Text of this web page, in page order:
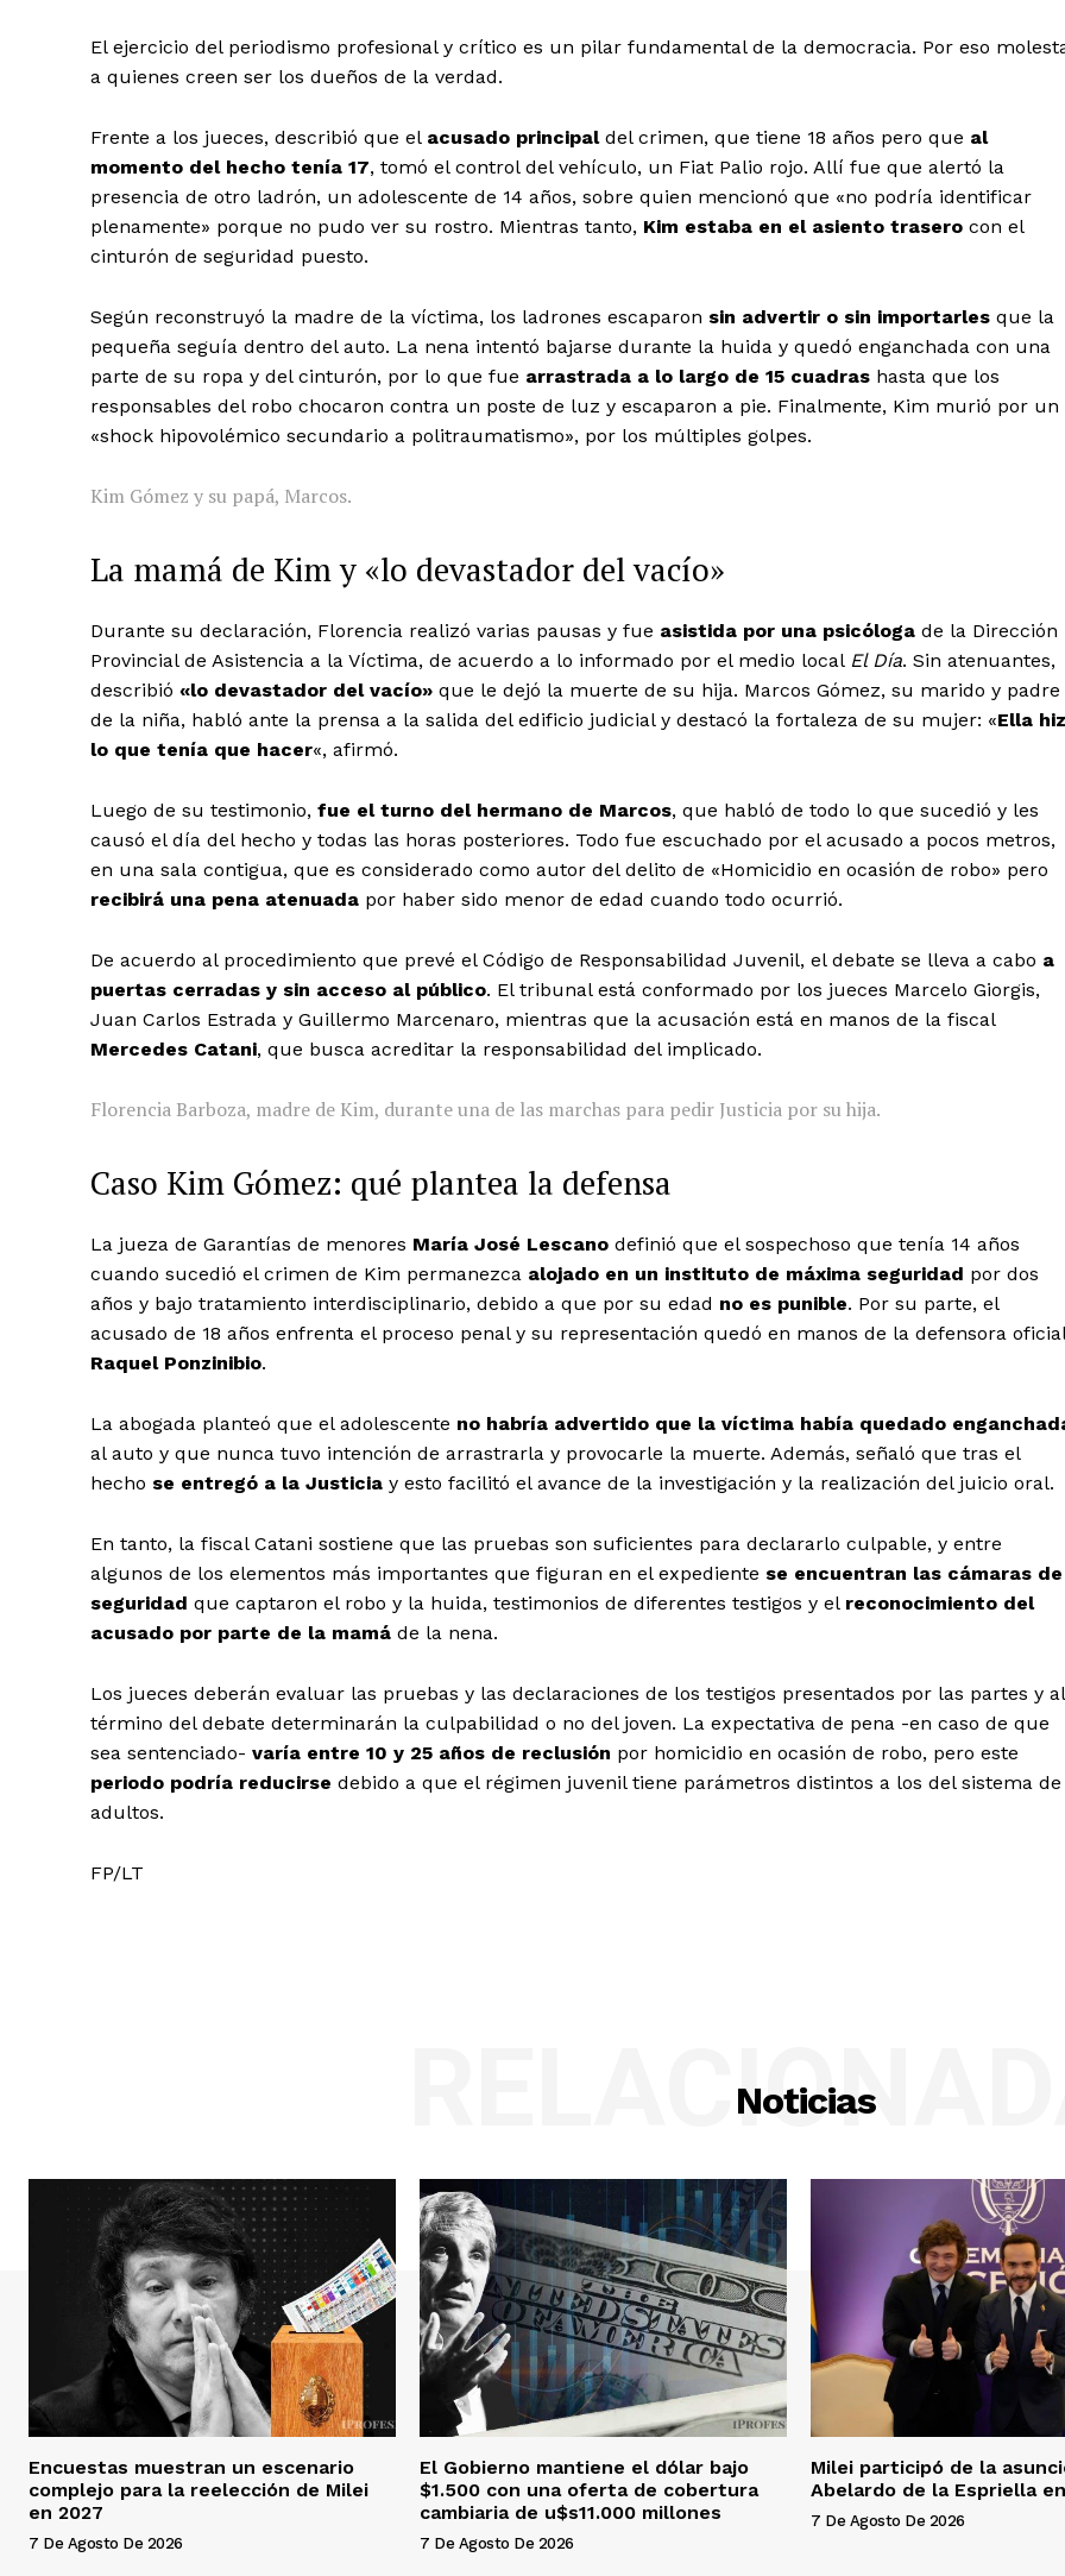
El ejercicio del periodismo profesional y crítico es un pilar fundamental de la democracia. Por eso
a quienes creen ser los dueños de la verdad.
Frente a los jueces, describió que el acusado principaldel crimen, que tiene 18 años pero que al
momento del hecho tenía 17, tomó el control del vehículo, un Fiat Palio rojo. Allí fue que alertó la
presencia de otro ladrón, un adolescente de 14 años, sobre quien mencionó que «no podría identificar
plenamente» porque no pudo ver su rostro. Mientras tanto, Kim estaba en el asiento trasero con el
cinturón de seguridad puesto.
Según reconstruyó la madre de la víctima, los ladrones escaparon sin advertir o sin importarles que la
pequeña seguía dentro del auto. La nena intentó bajarse durante la huida y quedó enganchada con una
parte de su ropa y del cinturón, por lo que fue arrastrada a lo largo de 15 cuadras hasta que los
responsables del robo chocaron contra un poste de luz y escaparon a pie. Finalmente, Kim murió por un
«shock hipovolémico secundario a politraumatismo», por los múltiples golpes.
Kim Gómez y su papá, Marcos.
La mamá de Kim y «lo devastador del vacío»
Durante su declaración, Florencia realizó varias pausas y fue asistida por una psicóloga de la Dirección
Provincial de Asistencia a la Víctima, de acuerdo a lo informado por el medio local El Día. Sin atenuantes,
describió «lo devastador del vacío» que le dejó la muerte de su hija. Marcos Gómez, su marido y padre
de la niña, habló ante la prensa a la salida del edificio judicial y destacó la fortaleza de su mujer: «Ella
lo que tenía que hacer«, afirmó.
Luego de su testimonio, fue el turno del hermano de Marcos, que habló de todo lo que sucedió y les
causó el día del hecho y todas las horas posteriores. Todo fue escuchado por el acusado a pocos metros,
en una sala contigua, que es considerado como autor del delito de «Homicidio en ocasión de robo» pero
recibirá una pena atenuada por haber sido menor de edad cuando todo ocurrió.
De acuerdo al procedimiento que prevé el Código de Responsabilidad Juvenil, el debate se lleva a cabo a
puertas cerradas y sin acceso al público. El tribunal está conformado por los jueces Marcelo Giorgis,
Juan Carlos Estrada y Guillermo Marcenaro, mientras que la acusación está en manos de la fiscal
Mercedes Catani, que busca acreditar la responsabilidad del implicado.
Florencia Barboza, madre de Kim, durante una de las marchas para pedir Justicia por su hija.
Caso Kim Gómez: qué plantea la defensa
La jueza de Garantías de menores María José Lescano definió que el sospechoso que tenía 14 años
cuando sucedió el crimen de Kim permanezca alojado en un instituto de máxima seguridad por dos
años y bajo tratamiento interdisciplinario, debido a que por su edad no es punible. Por su parte, el
acusado de 18 años enfrenta el proceso penal y su representación quedó en manos de la defensora oficial
Raquel Ponzinibio.
La abogada planteó que el adolescente no habría advertido que la víctima había quedado
al auto y que nunca tuvo intención de arrastrarla y provocarle la muerte. Además, señaló que tras el
hecho se entregó a la Justicia y esto facilitó el avance de la investigación y la realización del juicio oral.
En tanto, la fiscal Catani sostiene que las pruebas son suficientes para declararlo culpable, y entre
algunos de los elementos más importantes que figuran en el expediente se encuentran las cámaras de
seguridad que captaron el robo y la huida, testimonios de diferentes testigos y el reconocimiento del
acusado por parte de la mamá de la nena.
Los jueces deberán evaluar las pruebas y las declaraciones de los testigos presentados por las partes y al
término del debate determinarán la culpabilidad o no del joven. La expectativa de pena -en caso de que
sea sentenciado- varía entre 10 y 25 años de reclusión por homicidio en ocasión de robo, pero este
periodo podría reducirse debido a que el régimen juvenil tiene parámetros distintos a los del sistema de
adultos.
FP/LT
Noticias
Encuestas muestran un escenario
complejo para la reelección de Milei
en 2027
7 De Agosto De 2026
El Gobierno mantiene el dólar bajo
$1.500 con una oferta de cobertura
cambiaria de u$s11.000 millones
7 De Agosto De 2026
Milei participó de la
Abelardo de la Espriella
7 De Agosto De 2026